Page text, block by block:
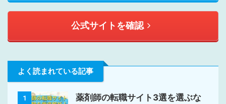
公式サイトを確認
よく読まれている記事
1
薬剤師の転職サイト3選を選ぶな